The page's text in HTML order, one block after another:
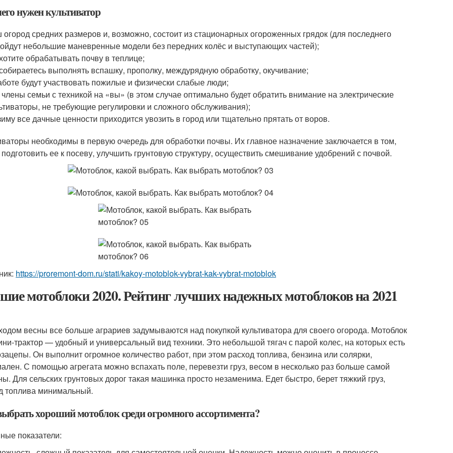
нужен культиватор
средних размеров и, возможно, состоит из стационарных огороженных грядок (для последнего
небольшие маневренные модели без передних колёс и выступающих частей);
обрабатывать почву в теплице;
выполнять вспашку, прополку, междурядную обработку, окучивание;
будут участвовать пожилые и физически слабые люди;
семьи с техникой на «вы» (в этом случае оптимально будет обратить внимание на электрические
не требующие регулировки и сложного обслуживания);
все дачные ценности приходится увозить в город или тщательно прятать от воров.
необходимы в первую очередь для обработки почвы. Их главное назначение заключается в том,
ее к посеву, улучшить грунтовую структуру, осуществить смешивание удобрений с почвой.
https://proremont-dom.ru/stati/kakoy-motoblok-vybrat-kak-vybrat-motoblok
мотоблоки 2020. Рейтинг лучших надежных мотоблоков на 2021
весны все больше аграриев задумываются над покупкой культиватора для своего огорода. Мотоблок
трактор — удобный и универсальный вид техники. Это небольшой тягач с парой колес, на которых есть
Он выполнит огромное количество работ, при этом расход топлива, бензина или солярки,
С помощью агрегата можно вспахать поле, перевезти груз, весом в несколько раз больше самой
Для сельских грунтовых дорог такая машинка просто незаменима. Едет быстро, берет тяжкий груз,
топлива минимальный.
хороший мотоблок среди огромного ассортимента?
показатели: